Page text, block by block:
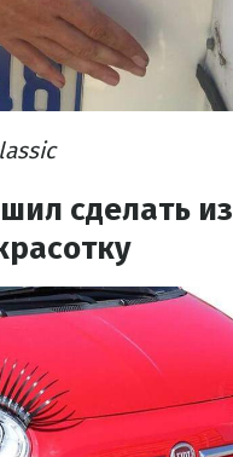
сделать из